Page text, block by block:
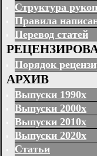
Структура
Правила
Перевод статей
Порядок
АРХИВ
Выпуски 1990х
Выпуски 2000х
Выпуски 2010х
Выпуски 2020х
Статьи